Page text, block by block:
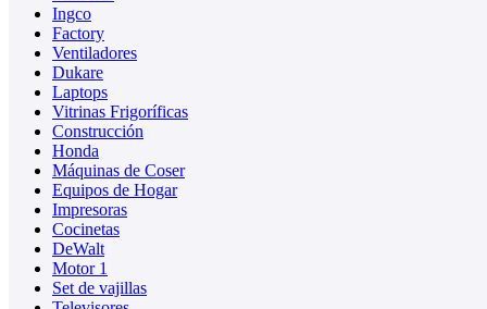
Ingco
Factory
Ventiladores
Dukare
Laptops
Vitrinas Frigoríficas
Construcción
Honda
Máquinas de Coser
Equipos de Hogar
Impresoras
Cocinetas
DeWalt
Motor 1
Set de vajillas